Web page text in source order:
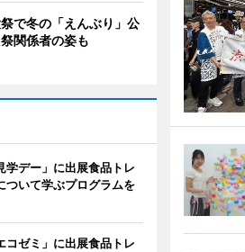
で冬の「えんぶり」公
関係者の姿も
学デー」に出展食品トレ
ついて学ぶプログラムを
コゼミ」に出展食品トレ